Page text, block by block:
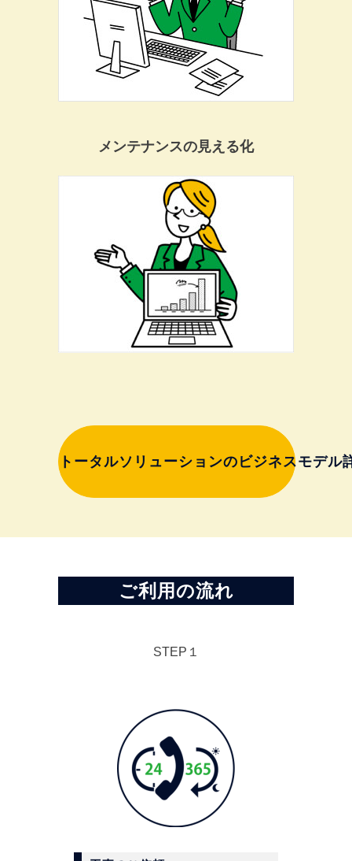
メンテナンスの見える化
トータルソリューションのビジネスモデル
ご利用の流れ
STEP１